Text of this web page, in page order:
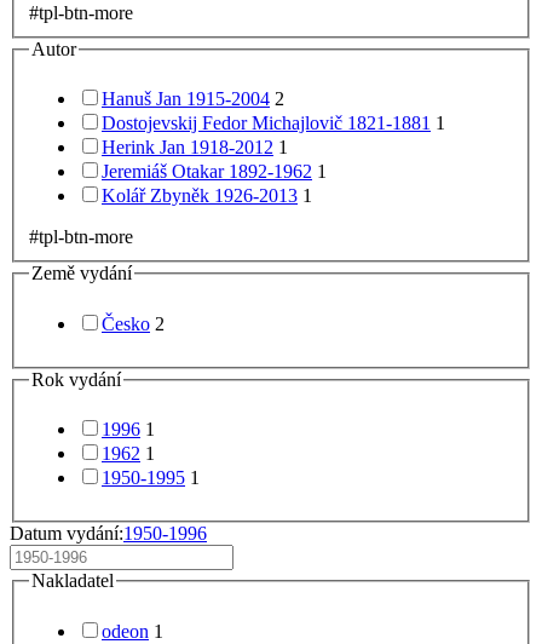
#tpl-btn-more
Autor
Hanuš Jan 1915-2004 2
Dostojevskij Fedor Michajlovič 1821-1881 1
Herink Jan 1918-2012 1
Jeremiáš Otakar 1892-1962 1
Kolář Zbyněk 1926-2013 1
#tpl-btn-more
Země vydání
Česko 2
Rok vydání
1996 1
1962 1
1950-1995 1
Datum vydání:1950-1996
Nakladatel
odeon 1